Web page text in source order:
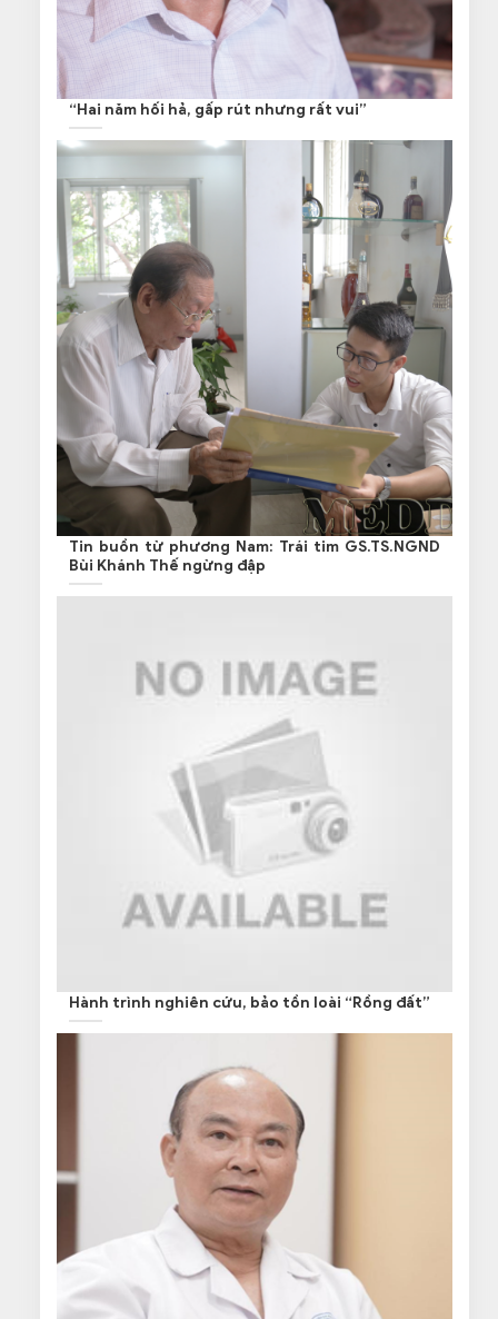
“Hai năm hối hả, gấp rút nhưng rất vui”
Tin buồn từ phương Nam: Trái tim GS.TS.NGND
Bùi Khánh Thế ngừng đập
Hành trình nghiên cứu, bảo tồn loài “Rồng đất”